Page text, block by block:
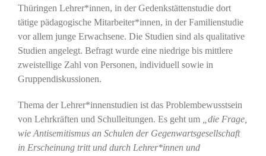
Thüringen Lehrer*innen, in der Gedenkstättenstudie dort
tätige pädagogische Mitarbeiter*innen, in der Familienstudie
vor allem junge Erwachsene. Die Studien sind als qualitative
Studien angelegt. Befragt wurde eine niedrige bis mittlere
zweistellige Zahl von Personen, individuell sowie in
Gruppendiskussionen.
Thema der Lehrer*innenstudien ist das Problembewusstsein
von Lehrkräften und Schulleitungen. Es geht um
„die Frage,
wie Antisemitismus an Schulen der Gegenwartsgesellschaft
in Erscheinung tritt und durch Lehrer*innen und